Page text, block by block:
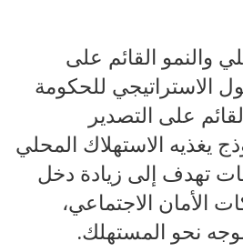
والنمو القائم على
الاستراتيجي للحكومة
على التصدير
يغذيه الاستهلاك المحلي
تهدف إلى زيادة دخل
الأمان الاجتماعي،
نحو المستهلك.